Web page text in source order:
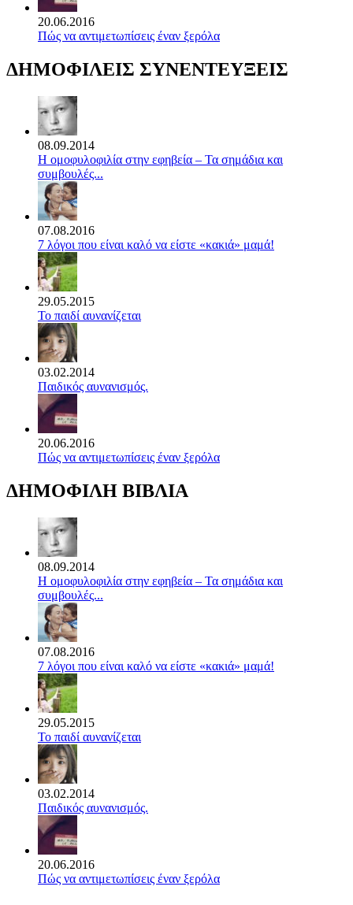
20.06.2016
Πώς να αντιμετωπίσεις έναν ξερόλα
ΔΗΜΟΦΙΛΕΙΣ ΣΥΝΕΝΤΕΥΞΕΙΣ
08.09.2014
Η ομοφυλοφιλία στην εφηβεία – Τα σημάδια και
συμβουλές...
07.08.2016
7 λόγοι που είναι καλό να είστε «κακιά» μαμά!
29.05.2015
Το παιδί αυνανίζεται
03.02.2014
Παιδικός αυνανισμός.
20.06.2016
Πώς να αντιμετωπίσεις έναν ξερόλα
ΔΗΜΟΦΙΛΗ ΒΙΒΛΙΑ
08.09.2014
Η ομοφυλοφιλία στην εφηβεία – Τα σημάδια και
συμβουλές...
07.08.2016
7 λόγοι που είναι καλό να είστε «κακιά» μαμά!
29.05.2015
Το παιδί αυνανίζεται
03.02.2014
Παιδικός αυνανισμός.
20.06.2016
Πώς να αντιμετωπίσεις έναν ξερόλα